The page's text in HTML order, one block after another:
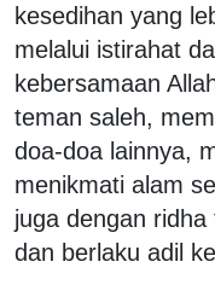
kesedihan yang
melalui istirahat
kebersamaan
teman saleh,
doa-doa lainnya,
menikmati alam
juga dengan
dan berlaku adil